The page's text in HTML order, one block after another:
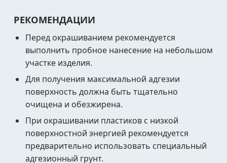
РЕКОМЕНДАЦИИ
Перед окрашиванием рекомендуется
выполнить пробное нанесение на небольшом
участке изделия.
Для получения максимальной адгезии
поверхность должна быть тщательно
очищена и обезжирена.
При окрашивании пластиков с низкой
поверхностной энергией рекомендуется
предварительно использовать специальный
адгезионный грунт.